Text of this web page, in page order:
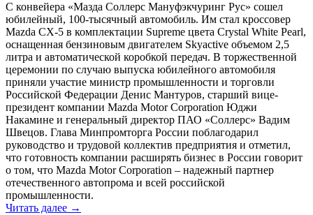
С конвейера «Мазда Соллерс Мануфэкчуринг Рус» сошел
юбилейный, 100-тысячный автомобиль. Им стал кроссовер
Mazda СХ-5 в комплектации Supreme цвета Crystal White Pearl,
оснащенная бензиновым двигателем Skyactive объемом 2,5
литра и автоматической коробкой передач. В торжественной
церемонии по случаю выпуска юбилейного автомобиля
приняли участие министр промышленности и торговли
Российской Федерации Денис Мантуров, старший вице-
президент компании Mazda Motor Corporation Юджи
Накамине и генеральный директор ПАО «Соллерс» Вадим
Швецов. Глава Минпромторга России поблагодарил
руководство и трудовой коллектив предприятия и отметил,
что готовность компании расширять бизнес в России говорит
о том, что Mazda Motor Corporation – надежный партнер
отечественного автопрома и всей российской
промышленности.
Читать далее →